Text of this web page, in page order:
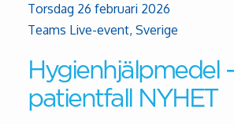
Torsdag 26 februari 2026
Teams Live-event, Sverige
Hygienhjälpmedel -
patientfall NYHET